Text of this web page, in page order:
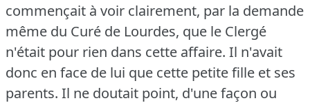
commençait à voir clairement, par la demande
même du Curé de Lourdes, que le Clergé
n'était pour rien dans cette affaire. Il n'avait
donc en face de lui que cette petite fille et ses
parents. Il ne doutait point, d'une façon ou